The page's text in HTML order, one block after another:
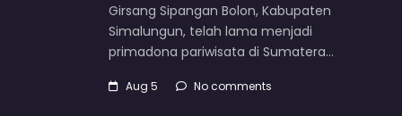
Girsang Sipangan Bolon, Kabupaten
Simalungun, telah lama menjadi
primadona pariwisata di Sumatera…
Aug 5 No comments